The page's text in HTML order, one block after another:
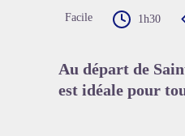
Facile 1h30
Au départ de
est idéale pour